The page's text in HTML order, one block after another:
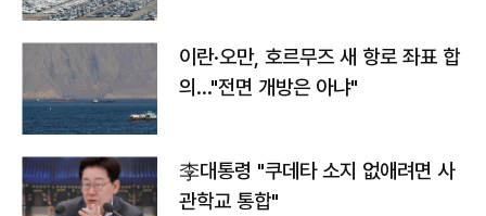
이란·오만, 호르무즈 새 항로 좌표 합
의…"전면 개방은 아냐"
李대통령 "쿠데타 소지 없애려면 사
관학교 통합"